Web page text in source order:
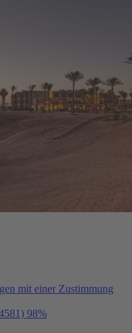
mit einer Zustimmung
98%